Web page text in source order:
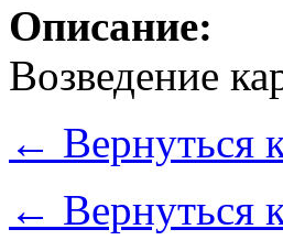
Описание:
Возведение
← Вернуться
← Вернуться